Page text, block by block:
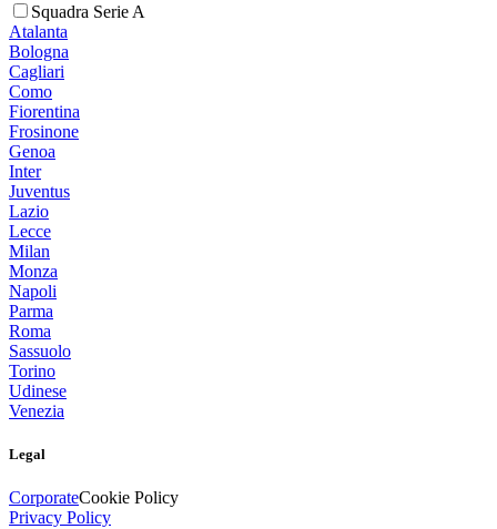
Squadra Serie A
Atalanta
Bologna
Cagliari
Como
Fiorentina
Frosinone
Genoa
Inter
Juventus
Lazio
Lecce
Milan
Monza
Napoli
Parma
Roma
Sassuolo
Torino
Udinese
Venezia
Legal
CorporateCookie Policy
Privacy Policy